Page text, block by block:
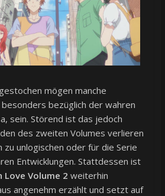
mögen manche
bezüglich der wahren
sein. Störend ist das jedoch
des zweiten Volumes verlieren
zu unlogischen oder für die Serie
Entwicklungen. Stattdessen ist
Love Volume 2 weiterhin
angenehm erzählt und setzt auf